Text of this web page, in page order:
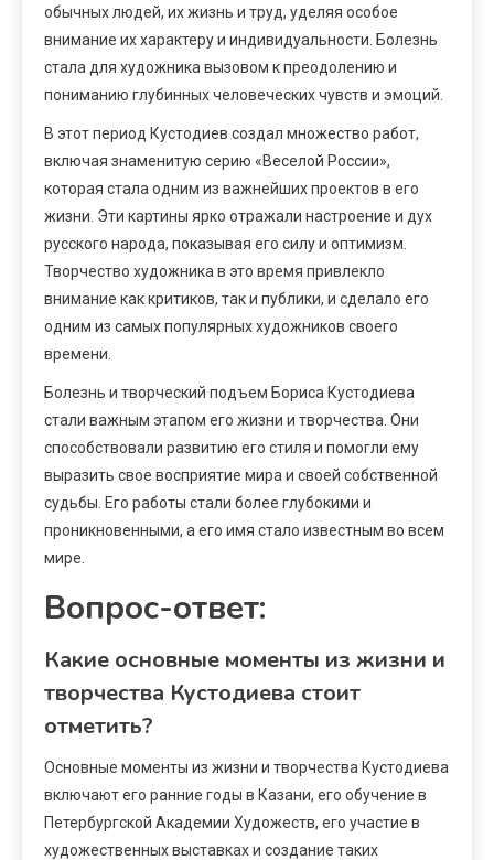
обычных людей, их жизнь и труд, уделяя особое
внимание их характеру и индивидуальности. Болезнь
стала для художника вызовом к преодолению и
пониманию глубинных человеческих чувств и эмоций.
В этот период Кустодиев создал множество работ,
включая знаменитую серию «Веселой России»,
которая стала одним из важнейших проектов в его
жизни. Эти картины ярко отражали настроение и дух
русского народа, показывая его силу и оптимизм.
Творчество художника в это время привлекло
внимание как критиков, так и публики, и сделало его
одним из самых популярных художников своего
времени.
Болезнь и творческий подъем Бориса Кустодиева
стали важным этапом его жизни и творчества. Они
способствовали развитию его стиля и помогли ему
выразить свое восприятие мира и своей собственной
судьбы. Его работы стали более глубокими и
проникновенными, а его имя стало известным во всем
мире.
Вопрос-ответ:
Какие основные моменты из жизни и
творчества Кустодиева стоит
отметить?
Основные моменты из жизни и творчества Кустодиева
включают его ранние годы в Казани, его обучение в
Петербургской Академии Художеств, его участие в
художественных выставках и создание таких